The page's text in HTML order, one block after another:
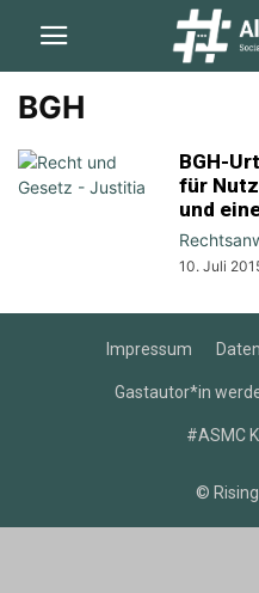
BGH
BGH-
für
und
10. Juli
Impressum
Gastautor*in
#ASMC
© Rising